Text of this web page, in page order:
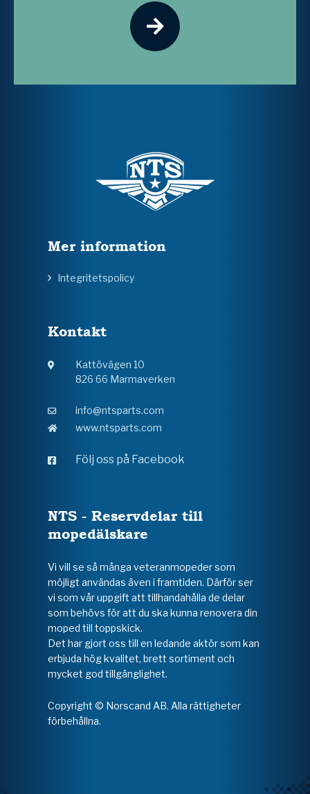
Mer information
Integritetspolicy
Kontakt
Kattövägen 10
826 66 Marmaverken
info@ntsparts.com
www.ntsparts.com
Följ oss på Facebook
NTS - Reservdelar till
mopedälskare
Vi vill se så många veteranmopeder som
möjligt användas även i framtiden. Därför ser
vi som vår uppgift att tillhandahålla de delar
som behövs för att du ska kunna renovera din
moped till toppskick.
Det har gjort oss till en ledande aktör som kan
erbjuda hög kvalitet, brett sortiment och
mycket god tillgänglighet.
Copyright © Norscand AB. Alla rättigheter
förbehållna.